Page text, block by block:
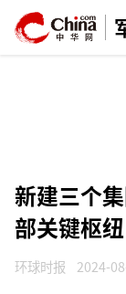
新建三个
部关键枢
环球时报 2024-